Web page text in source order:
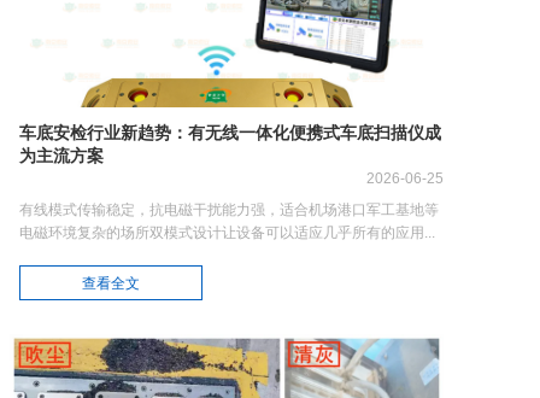
车底安检行业新趋势：有无线一体化便携式车底扫描仪成
为主流方案
2026-06-25
有线模式传输稳定，抗电磁干扰能力强，适合机场港口军工基地等
电磁环境复杂的场所双模式设计让设备可以适应几乎所有的应用...
查看全文